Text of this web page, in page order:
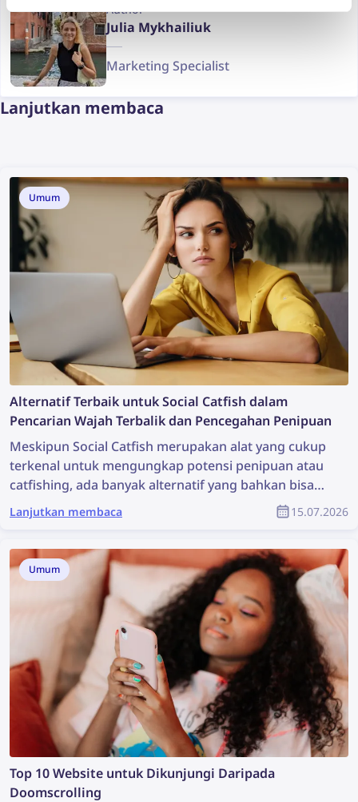
Author
Julia Mykhailiuk
Marketing Specialist
Lanjutkan membaca
Umum
Alternatif Terbaik untuk Social Catfish dalam
Pencarian Wajah Terbalik dan Pencegahan Penipuan
Meskipun Social Catfish merupakan alat yang cukup
terkenal untuk mengungkap potensi penipuan atau
catfishing, ada banyak alternatif yang bahkan bisa
lebih efektif. Simak alternatif terbaik untuk Social
Catfish dalam pencarian wajah terbalik dan
Lanjutkan membaca 15.07.2026
Umum
Top 10 Website untuk Dikunjungi Daripada
Doomscrolling